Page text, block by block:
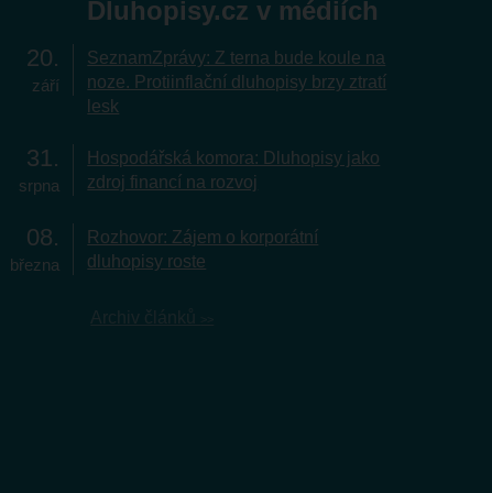
Dluhopisy.cz v médiích
20
září
SeznamZprávy: Z terna bude koule na
noze. Protiinflační dluhopisy brzy ztratí
lesk
31
srpna
Hospodářská komora: Dluhopisy jako
zdroj financí na rozvoj
08
března
Rozhovor: Zájem o korporátní
dluhopisy roste